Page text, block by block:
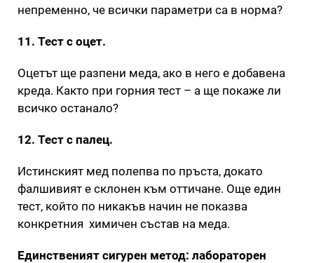
непременно, че всички параметри са в норма?
11. Тест с оцет.
Оцетът ще разпени меда, ако в него е добавена
креда. Както при горния тест – а ще покаже ли
всичко останало?
12. Тест с палец.
Истинският мед полепва по пръста, докато
фалшивият е склонен към оттичане. Още един
тест, който по никакъв начин не показва
конкретния химичен състав на меда.
Единственият сигурен метод: лабораторен